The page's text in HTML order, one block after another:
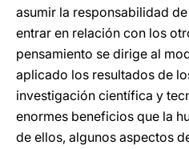
asumir la responsabilidad
entrar en relación con los
pensamiento se dirige al
aplicado los resultados de
investigación científica y
enormes beneficios que la
de ellos, algunos aspectos